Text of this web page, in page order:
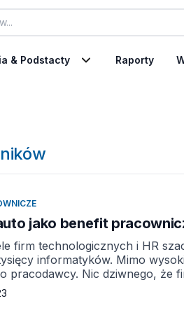
& Podstacty Raporty
jako benefit
firm technologicznych i HR
informatyków. Mimo
pracodawcy. Nic dziwnego, że
do oferty świadczeń